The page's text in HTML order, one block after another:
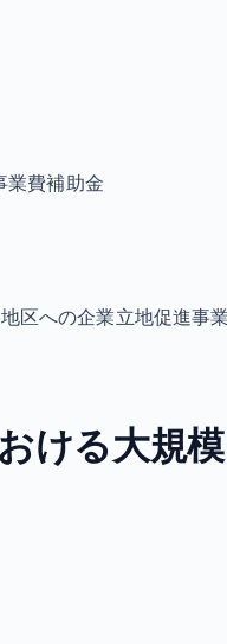
業費補助金
区への企業立地促進事
ける大規